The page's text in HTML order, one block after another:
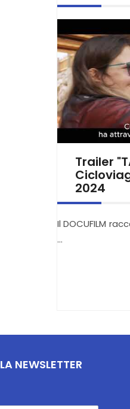
Trailer
2024
Il DOCUFILM
…
NEWSLETTER